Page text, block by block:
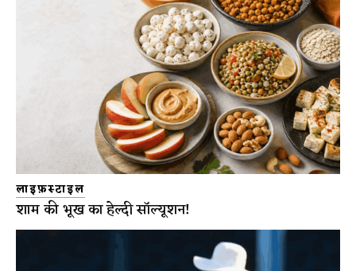
लाइफ़स्टाइल
शाम की भूख का हेल्दी सॉल्यूशन!